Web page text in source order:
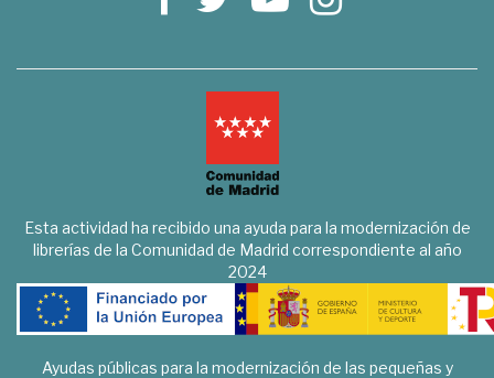
Esta actividad ha recibido una ayuda para la modernización de
librerías de la Comunidad de Madrid correspondiente al año
2024
Ayudas públicas para la modernización de las pequeñas y